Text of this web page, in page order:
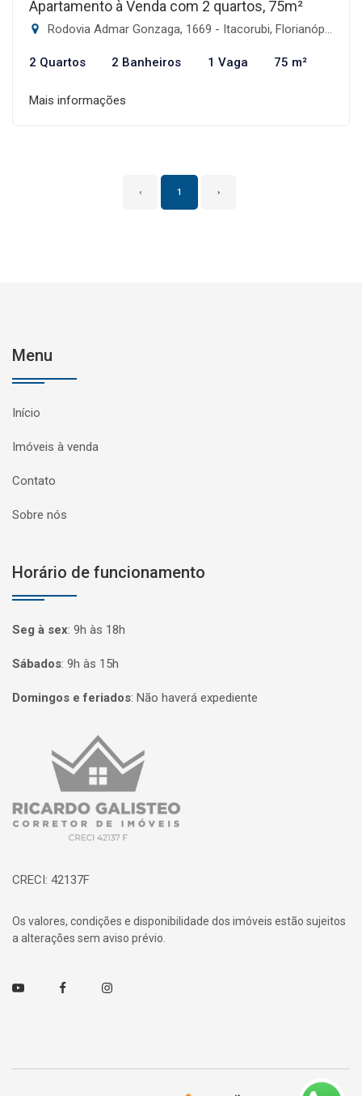
Apartamento à Venda com 2 quartos, 75m²
Rodovia Admar Gonzaga, 1669 - Itacorubi, Florianópolis-SC
2 Quartos 2 Banheiros 1 Vaga 75 m²
Mais informações
‹ 1 ›
Menu
Início
Imóveis à venda
Contato
Sobre nós
Horário de funcionamento
Seg à sex: 9h às 18h
Sábados: 9h às 15h
Domingos e feriados: Não haverá expediente
Página inicial
CRECI: 42137F
Os valores, condições e disponibilidade dos imóveis estão sujeitos
a alterações sem aviso prévio.
Youtube FacebookInstagram